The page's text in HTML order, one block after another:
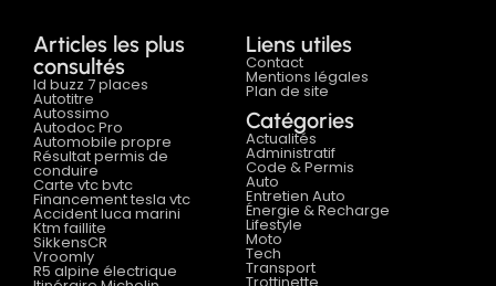
Articles les plus
consultés
Id buzz 7 places
Autotitre
Autossimo
Autodoc Pro
Automobile propre
Résultat permis de
conduire
Carte vtc bvtc
Financement tesla vtc
Accident luca marini
Ktm faillite
SikkensCR
Vroomly
R5 alpine électrique
Liens utiles
Contact
Mentions légales
Plan de site
Catégories
Actualités
Administratif
Code & Permis
Auto
Entretien Auto
Énergie & Recharge
Lifestyle
Moto
Tech
Transport